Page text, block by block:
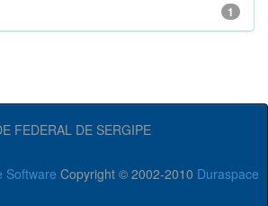
1
FEDERAL DE SERGIPE
Software Copyright © 2002-2010 Duraspace